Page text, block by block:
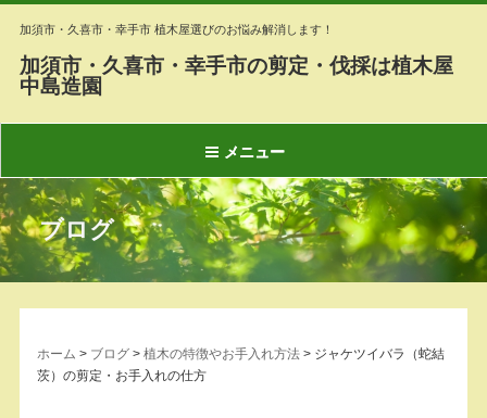
加須市・久喜市・幸手市 植木屋選びのお悩み解消します！
加須市・久喜市・幸手市の剪定・伐採は植木屋
中島造園
メニュー
ブログ
ホーム > ブログ >植木の特徴やお手入れ方法 > ジャケツイバラ（蛇結
茨）の剪定・お手入れの仕方